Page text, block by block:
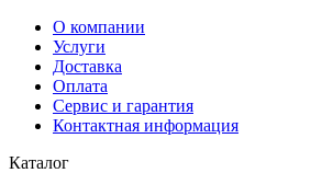
О компании
Услуги
Доставка
Оплата
Сервис и гарантия
Контактная информация
Каталог